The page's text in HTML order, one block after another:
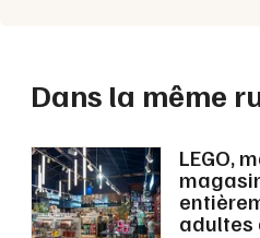
Dans la même
LEGO,
adultes